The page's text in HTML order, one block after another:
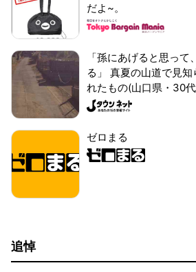
だよ~。
「孫にあげると思っ
る」 真夏の山道で見
れたもの(山口県・30
ゼロまる
追悼